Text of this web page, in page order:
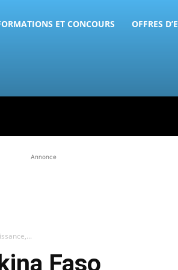
ET CONCOURS OFFRES
Annonce
Faso